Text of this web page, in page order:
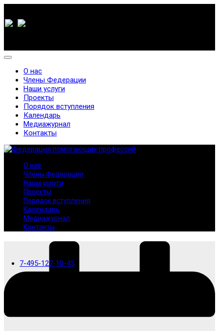
7-495-127-10-45
О нас
Члены Федерации
Наши услуги
Проекты
Порядок вступления
Календарь
Медиажурнал
Контакты
О нас
Члены Федерации
Наши услуги
Проекты
Порядок вступления
Календарь
Медиажурнал
Контакты